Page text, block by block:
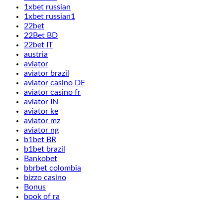
1xbet russian
1xbet russian1
22bet
22Bet BD
22bet IT
austria
aviator
aviator brazil
aviator casino DE
aviator casino fr
aviator IN
aviator ke
aviator mz
aviator ng
b1bet BR
b1bet brazil
Bankobet
bbrbet colombia
bizzo casino
Bonus
book of ra